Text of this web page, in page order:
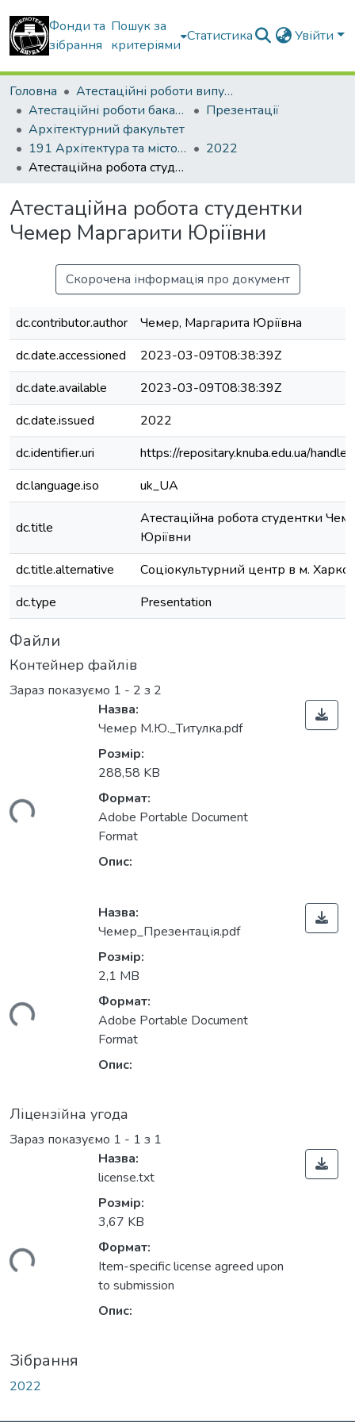
Фонди та
зібрання
Пошук за
критеріями
Статистика Увійти
Головна
Атестаційні роботи випускників
Атестаційні роботи бакалаврів
Презентації
Архітектурний факультет
191 Архітектура та містобудування
2022
Атестаційна робота студентки Чемер Маргарити Юріївни
Атестаційна робота студентки
Чемер Маргарити Юріївни
Скорочена інформація про документ
dc.contributor.author
Чемер, Маргарита Юріївна
dc.date.accessioned
2023-03-09T08:38:39Z
dc.date.available
2023-03-09T08:38:39Z
dc.date.issued
2022
dc.identifier.uri
https://repositary.knuba.edu.ua/
dc.language.iso
uk_UA
dc.title
Атестаційна робота студентки
Юріївни
dc.title.alternative
Соціокультурний центр в м.
dc.type
Presentation
Файли
Контейнер файлів
Зараз показуємо 1 - 2 з 2
Назва:
Чемер М.Ю._Титулка.pdf
Розмір:
288,58 KB
Формат:
Adobe Portable Document
Format
Опис:
Назва:
Чемер_Презентація.pdf
Розмір:
2,1 MB
Формат:
Adobe Portable Document
Format
Опис:
Ліцензійна угода
Зараз показуємо 1 - 1 з 1
Назва:
license.txt
Розмір:
3,67 KB
Формат:
Item-specific license agreed upon
to submission
Опис:
Зібрання
2022